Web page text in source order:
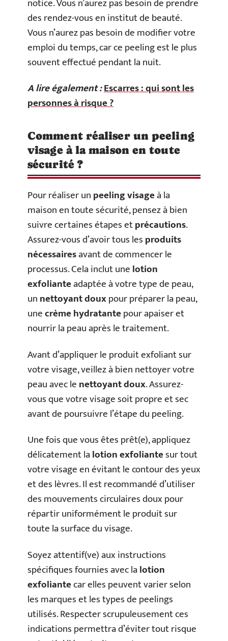
des rendez-vous en institut de beauté.
Vous n’aurez pas besoin de modifier votre
emploi du temps, car ce peeling est le plus
souvent effectué pendant la nuit.
A lire également :Escarres : qui sont les
personnes à risque ?
Comment réaliser un peeling
visage à la maison en toute
sécurité ?
Pour réaliser unpeeling visageà la
maison en toute sécurité, pensez à bien
suivre certaines étapes etprécautions.
Assurez-vous d’avoir tous lesproduits
nécessairesavant de commencer le
processus. Cela inclut unelotion
exfolianteadaptée à votre type de peau,
unnettoyant douxpour préparer la peau,
unecrème hydratantepour apaiser et
nourrir la peau après le traitement.
Avant d’appliquer le produit exfoliant sur
votre visage, veillez à bien nettoyer votre
peau avec lenettoyant doux. Assurez-
vous que votre visage soit propre et sec
avant de poursuivre l’étape du peeling.
Une fois que vous êtes prêt(e), appliquez
délicatement lalotion exfoliantesur tout
votre visage en évitant le contour des yeux
et des lèvres. Il est recommandé d’utiliser
des mouvements circulaires doux pour
répartir uniformément le produit sur
toute la surface du visage.
Soyez attentif(ve) aux instructions
spécifiques fournies avec lalotion
exfoliantecar elles peuvent varier selon
les marques et les types de peelings
utilisés. Respecter scrupuleusement ces
indications permettra d’éviter tout risque